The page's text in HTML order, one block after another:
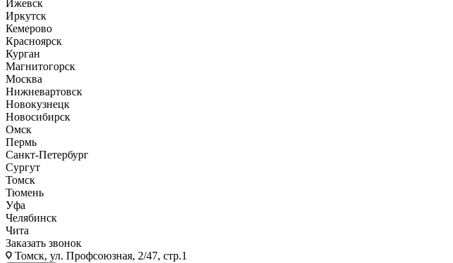
Ижевск
Иркутск
Кемерово
Красноярск
Курган
Магнитогорск
Москва
Нижневартовск
Новокузнецк
Новосибирск
Омск
Пермь
Санкт-Петербург
Сургут
Томск
Тюмень
Уфа
Челябинск
Чита
Заказать звонок
Томск, ул. Профсоюзная, 2/47, стр.1